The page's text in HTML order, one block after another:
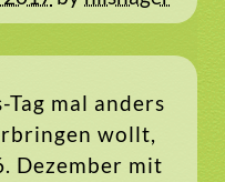
mal anders
wollt,
Dezember mit